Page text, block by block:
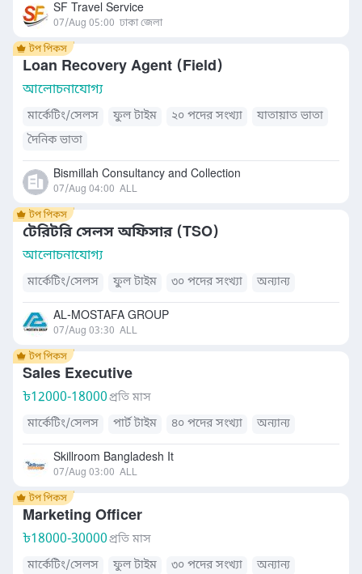
SF Travel Service
07/Aug 05:00 ঢাকা জেলা
Loan Recovery Agent (Field)
আলোচনাযোগ্য
মার্কেটিং/সেলস ফুল টাইম ২০ পদের সংখ্যা
যাতায়াত ভাতা
দৈনিক ভাতা
Bismillah Consultancy and Collection
07/Aug 04:00 ALL
টেরিটরি সেলস অফিসার (TSO)
আলোচনাযোগ্য
মার্কেটিং/সেলস ফুল টাইম ৩০ পদের সংখ্যা অন্যান্য
AL-MOSTAFA GROUP
07/Aug 03:30 ALL
Sales Executive
৳12000-18000প্রতি মাস
মার্কেটিং/সেলস
পার্ট টাইম ৪০ পদের সংখ্যা অন্যান্য
Skillroom Bangladesh It
07/Aug 03:00 ALL
Marketing Officer
৳18000-30000প্রতি মাস
মার্কেটিং/সেলস
ফুল টাইম ৩০ পদের সংখ্যা অন্যান্য